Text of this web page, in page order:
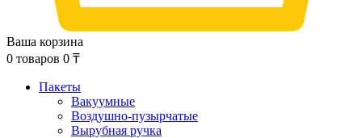
Ваша корзина
0 товаров 0 ₸
Пакеты
Вакуумные
Воздушно-пузырчатые
Вырубная ручка